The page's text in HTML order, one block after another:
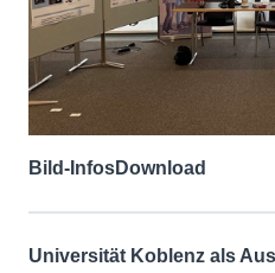
Bild-InfosDownload
Universität Koblenz als